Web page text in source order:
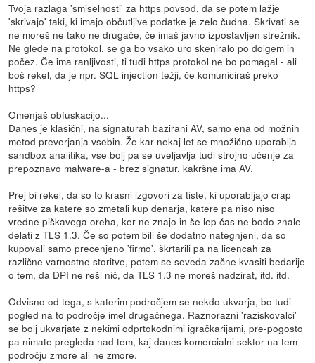
Tvoja razlaga 'smiselnosti' za https povsod, da se potem lažje
'skrivajo' taki, ki imajo občutljive podatke je zelo čudna. Skrivati se
ne moreš ne tako ne drugače, če imaš javno izpostavljen strežnik.
Ne glede na protokol, se ga bo vsako uro skeniralo po dolgem in
počez. Če ima ranljivosti, ti tudi https protokol ne bo pomagal - ali
boš rekel, da je npr. SQL injection težji, če komuniciraš preko
https?
Omenjaš obfuskacijo...
Danes je klasični, na signaturah bazirani AV, samo ena od možnih
metod preverjanja vsebin. Že kar nekaj let se množično uporablja
sandbox analitika, vse bolj pa se uveljavlja tudi strojno učenje za
prepoznavo malware-a - brez signatur, kakršne ima AV.
Prej bi rekel, da so to krasni izgovori za tiste, ki uporabljajo crap
rešitve za katere so zmetali kup denarja, katere pa niso niso
vredne piškavega oreha, ker ne znajo in še lep čas ne bodo znale
delati z TLS 1.3. Če so potem bili še dodatno nategnjeni, da so
kupovali samo precenjeno 'firmo', škrtarili pa na licencah za
različne varnostne storitve, potem se seveda začne kvasiti bedarije
o tem, da DPI ne reši nič, da TLS 1.3 ne moreš nadzirat, itd. itd.
Odvisno od tega, s katerim področjem se nekdo ukvarja, bo tudi
pogled na to področje imel drugačnega. Raznorazni 'raziskovalci'
se bolj ukvarjate z nekimi odprtokodnimi igračkarijami, pre-pogosto
pa nimate pregleda nad tem, kaj danes komercialni sektor na tem
področju zmore ali ne zmore.